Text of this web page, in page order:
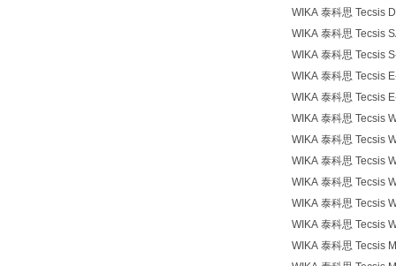
WIKA 泰科思 Tecsis
WIKA 泰科思 Tecsis
WIKA 泰科思 Tecsis
WIKA 泰科思 Tecsis
WIKA 泰科思 Tecsis
WIKA 泰科思 Tecsis
WIKA 泰科思 Tecsis
WIKA 泰科思 Tecsis
WIKA 泰科思 Tecsis
WIKA 泰科思 Tecsis
WIKA 泰科思 Tecsis
WIKA 泰科思 Tecsis